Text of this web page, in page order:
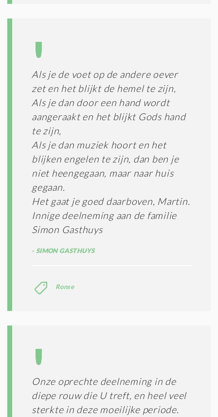
Als je de voet op de andere oever
zet en het blijkt de hemel te zijn,
Als je dan door een hand wordt
aangeraakt en het blijkt Gods hand
te zijn,
Als je dan muziek hoort en het
blijken engelen te zijn, dan ben je
niet heengegaan, maar naar huis
gegaan.
Het gaat je goed daarboven, Martin.
Innige deelneming aan de familie
Simon Gasthuys
SIMON GASTHUYS
Ronse
Onze oprechte deelneming in de
diepe rouw die U treft, en heel veel
sterkte in deze moeilijke periode.